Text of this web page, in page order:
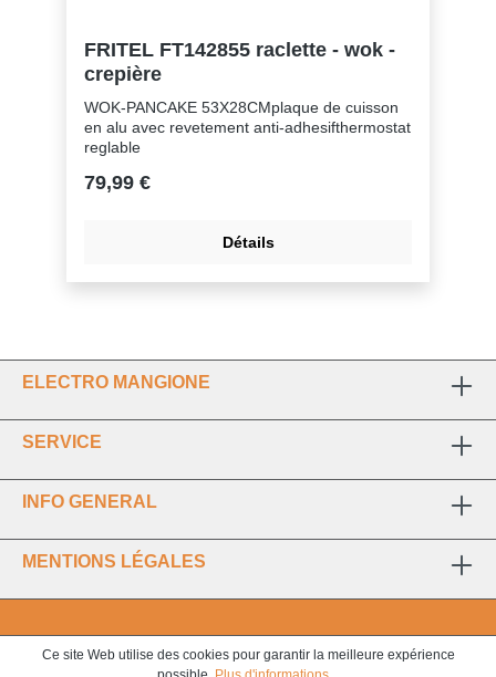
FRITEL FT142855 raclette - wok -
crepière
WOK-PANCAKE 53X28CMplaque de cuisson
en alu avec revetement anti-adhesifthermostat
reglable
79,99 €
Détails
ELECTRO MANGIONE
SERVICE
INFO GENERAL
MENTIONS LÉGALES
Ce site Web utilise des cookies pour garantir la meilleure expérience